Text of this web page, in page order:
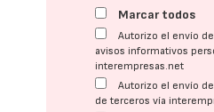
Marcar todos
Autorizo el envío
avisos informativos
interempresas.net
Autorizo el envío
de terceros vía